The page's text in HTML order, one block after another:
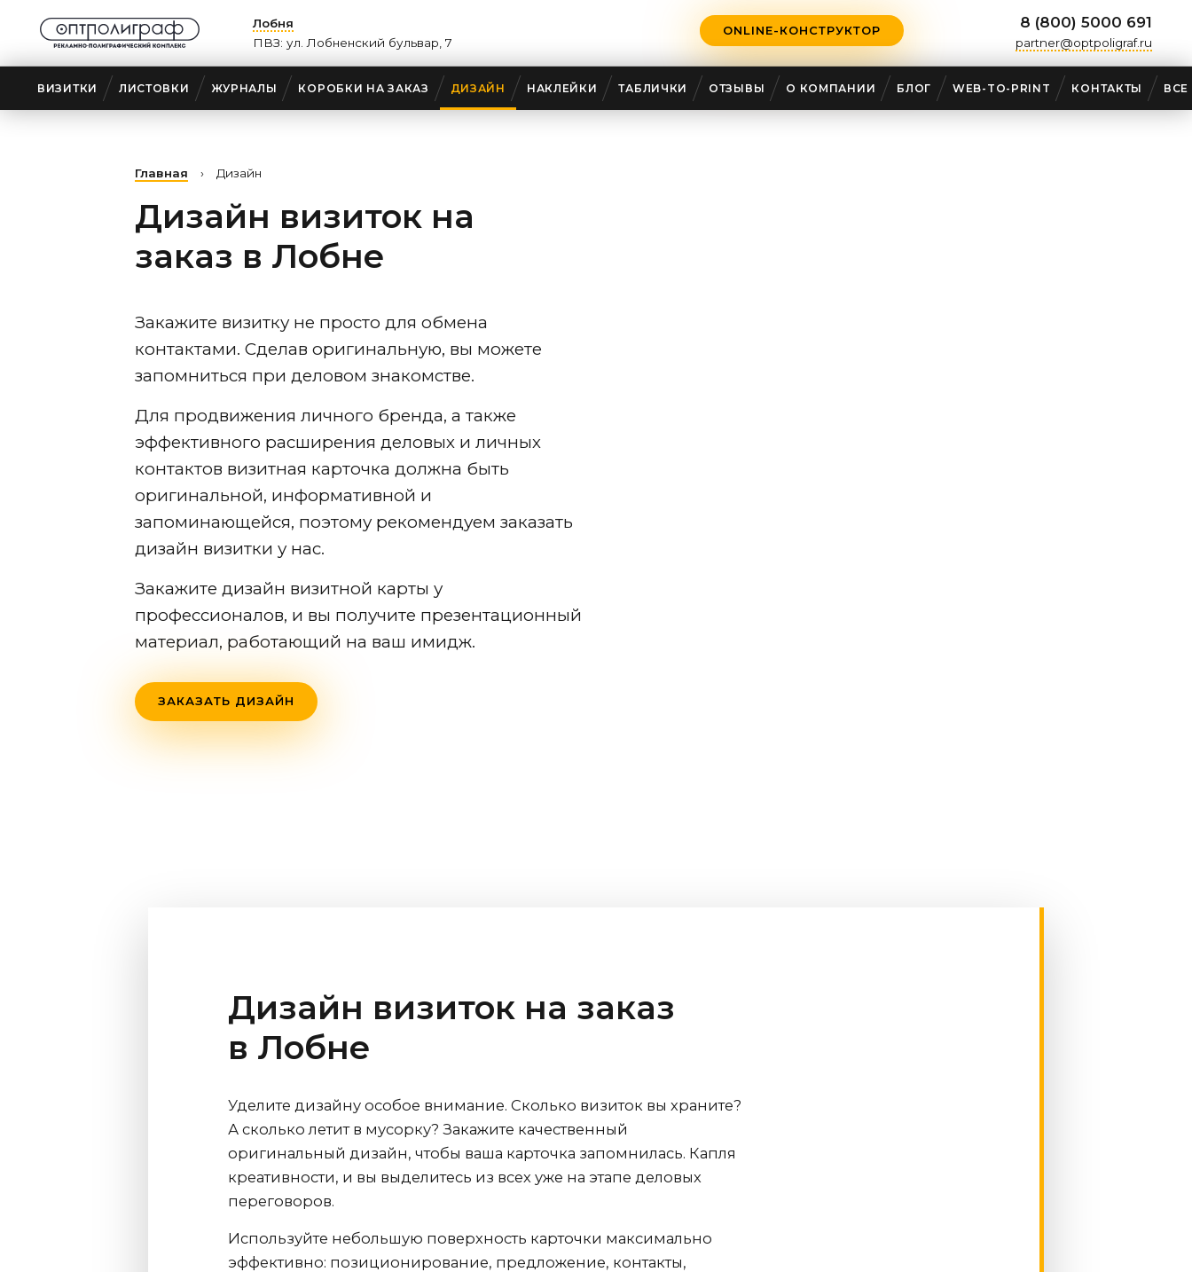
Лобня
ПВЗ: ул. Лобненский бульвар, 7
ONLINE-КОНСТРУКТОР 8 (800) 5000 691
partner@optpoligraf.ru
ВИЗИТКИ ЛИСТОВКИ ЖУРНАЛЫ КОРОБКИ НА ЗАКАЗ ДИЗАЙН НАКЛЕЙКИ ТАБЛИЧКИ ОТЗЫВЫ О КОМПАНИИ БЛОГ WEB-TO-PRINT КОНТАКТЫ ВСЕ
Главная › Дизайн
Дизайн визиток на
заказ в Лобне
Закажите визитку не просто для обмена
контактами. Сделав оригинальную, вы можете
запомниться при деловом знакомстве.
Для продвижения личного бренда, а также
эффективного расширения деловых и личных
контактов визитная карточка должна быть
оригинальной, информативной и
запоминающейся, поэтому рекомендуем заказать
дизайн визитки у нас.
Закажите дизайн визитной карты у
профессионалов, и вы получите презентационный
материал, работающий на ваш имидж.
ЗАКАЗАТЬ ДИЗАЙН
Дизайн визиток на заказ
в Лобне
Уделите дизайну особое внимание. Сколько визиток вы храните?
А сколько летит в мусорку? Закажите качественный
оригинальный дизайн, чтобы ваша карточка запомнилась. Капля
креативности, и вы выделитесь из всех уже на этапе деловых
переговоров.
Используйте небольшую поверхность карточки максимально
эффективно: позиционирование, предложение, контакты,